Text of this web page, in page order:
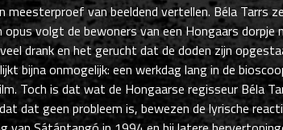
van beeldend vertellen. Béla Tarrs
volgt de bewoners van een Hongaars dorpje
drank en het gerucht dat de doden zijn
bijna onmogelijk: een werkdag lang in de
Toch is dat wat de Hongaarse regisseur Béla
dat geen probleem is, bewezen de lyrische